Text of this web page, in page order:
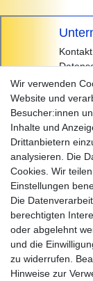
Kontakt
AGB
Zur
Hilfe
Wir verwenden
Website und
Besucher:innen
Inhalte und
Drittanbietern
analysieren. Die
Cookies. Wir
Einstellungen
Die
berechtigten
oder abgelehnt
und die
zu widerrufen.
Hinweise zur